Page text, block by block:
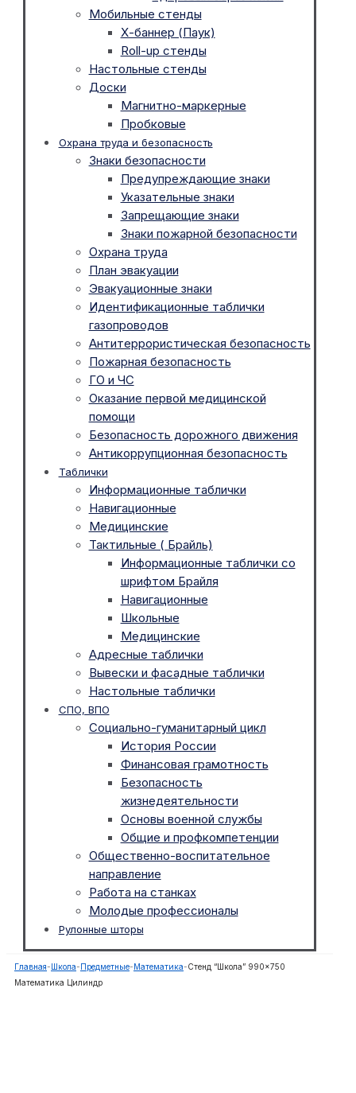
Мобильные стенды
Х-баннер (Паук)
Roll-up стенды
Настольные стенды
Доски
Магнитно-маркерные
Пробковые
Охрана труда и безопасность
Знаки безопасности
Предупреждающие знаки
Указательные знаки
Запрещающие знаки
Знаки пожарной безопасности
Охрана труда
План эвакуации
Эвакуационные знаки
Идентификационные таблички
газопроводов
Антитеррористическая безопасность
Пожарная безопасность
ГО и ЧС
Оказание первой медицинской
помощи
Безопасность дорожного движения
Антикоррупционная безопасность
Таблички
Информационные таблички
Навигационные
Медицинские
Тактильные ( Брайль)
Информационные таблички со
шрифтом Брайля
Навигационные
Школьные
Медицинские
Адресные таблички
Вывески и фасадные таблички
Настольные таблички
СПО, ВПО
Социально-гуманитарный цикл
История России
Финансовая грамотность
Безопасность
жизнедеятельности
Основы военной службы
Общие и профкомпетенции
Общественно-воспитательное
направление
Работа на станках
Молодые профессионалы
Рулонные шторы
Главная- Школа- Предметные- Математика-Стенд “Школа” 990×750
Математика Цилиндр